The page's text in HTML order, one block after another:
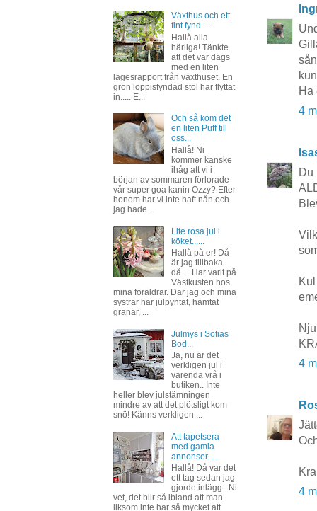
Ha
4
Du
4
4
Växthus och ett
fint fynd.....
Hallå alla
härliga! Tänkte
att det var dags
med en liten
lägesrapport från växthuset. En
grön loppisfyndad stol har flyttat
in..... E...
Och så kom det
en liten Puff till
oss...
Hallå! Ni
kommer kanske
ihåg att vi i
början av sommaren förlorade
vår super goa kanin Ozzy? Efter
honom har vi inte haft nån och
jag hade...
Lite rosa jul i
köket......
Hallå på er! Då
är jag tillbaka
då.... Har varit på
Västkusten hos
mina föräldrar. Där jag och mina
systrar har julpyntat, hämtat
granar, ...
Julmys i Sofias
Bod...
Ja, nu är det
verkligen jul i
varenda vrå i
butiken.. Inte
heller blev julstämningen
mindre av att det plötsligt kom
snö! Känns verkligen ...
Att tapetsera
med gamla
annonser.....
Hallå! Då var det
ett tag sedan jag
gjorde inlägg...Ni
vet, det blir så ibland att man
liksom inte har så mycket att